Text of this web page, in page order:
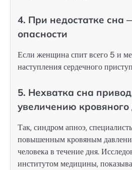
4. При недостатке сна
опасности
Если женщина спит всего 5 и
наступления сердечного
5. Нехватка сна
увеличению кровяного
Так, синдром апноэ,
повышенным кровяным
человека в течение дня.
институтом медицины,